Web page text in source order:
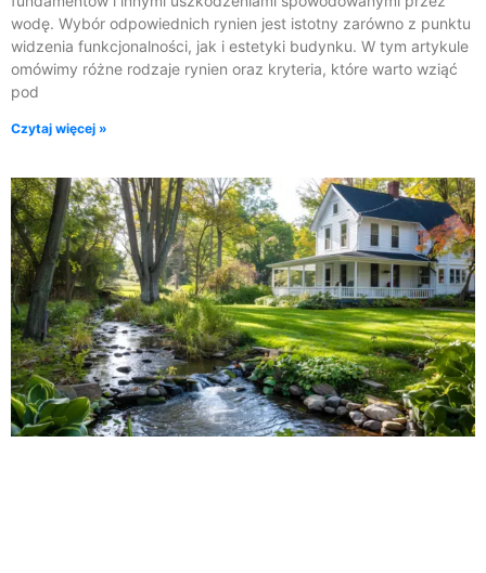
wodę. Wybór odpowiednich rynien jest istotny zarówno z punktu
widzenia funkcjonalności, jak i estetyki budynku. W tym artykule
omówimy różne rodzaje rynien oraz kryteria, które warto wziąć
pod
Czytaj więcej »